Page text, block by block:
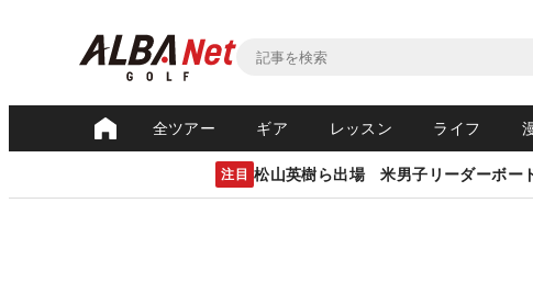
全ツアー ギア レッスン ライフ
注目 松山英樹ら出場 米男子リーダーボー